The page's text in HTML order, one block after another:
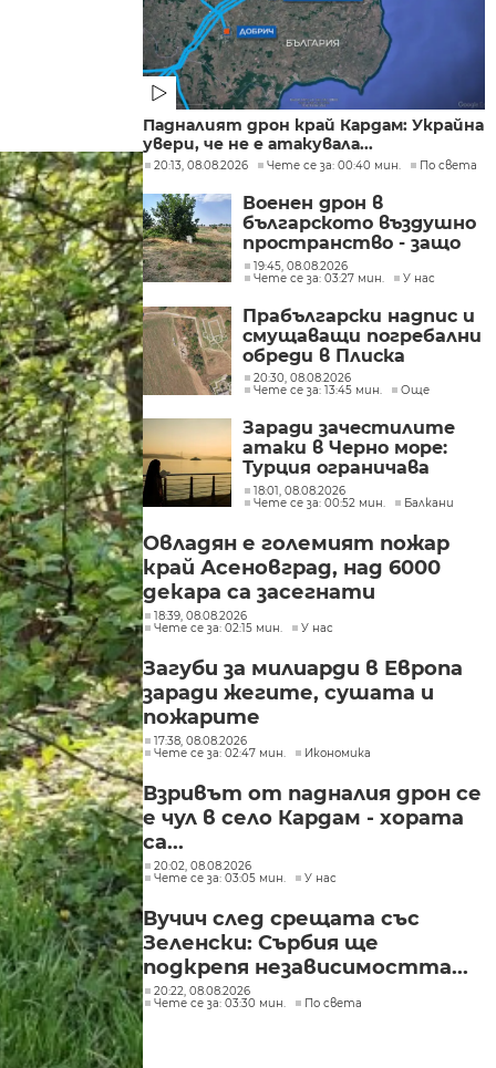
Падналият дрон край Кардам: Украйна
увери, че не е атакувала...
20:13, 08.08.2026 Чете се за: 00:40 мин. По света
Военен дрон в
българското въздушно
пространство - защо
не е бил засечен нито в
България, нито в
Румъния?
19:45, 08.08.2026
Чете се за: 03:27 мин.
У нас
Прабългарски надпис и
смущаващи погребални
обреди в Плиска
20:30, 08.08.2026
Чете се за: 13:45 мин.
Още
Заради зачестилите
атаки в Черно море:
Турция ограничава
движението на
търговските кораби
18:01, 08.08.2026
Чете се за: 00:52 мин.
Балкани
Овладян е големият пожар
край Асеновград, над 6000
декара са засегнати
18:39, 08.08.2026
Чете се за: 02:15 мин.
У нас
Загуби за милиарди в Европа
заради жегите, сушата и
пожарите
17:38, 08.08.2026
Чете се за: 02:47 мин.
Икономика
Взривът от падналия дрон се
е чул в село Кардам - хората
са...
20:02, 08.08.2026
Чете се за: 03:05 мин.
У нас
Вучич след срещата със
Зеленски: Сърбия ще
подкрепя независимостта...
20:22, 08.08.2026
Чете се за: 03:30 мин.
По света